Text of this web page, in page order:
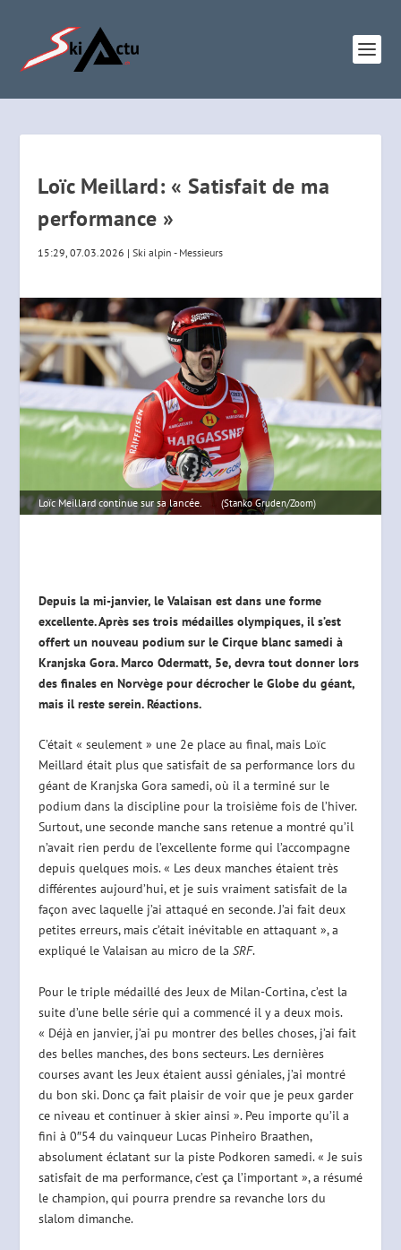
Loïc Meillard: « Satisfait de ma
performance »
15:29, 07.03.2026 |Ski alpin - Messieurs
Loïc Meillard continue sur sa lancée. (Stanko Gruden/Zoom)
Depuis la mi-janvier, le Valaisan est dans une forme
excellente. Après ses trois médailles olympiques, il s’est
offert un nouveau podium sur le Cirque blanc samedi à
Kranjska Gora. Marco Odermatt, 5e, devra tout donner lors
des finales en Norvège pour décrocher le Globe du géant,
mais il reste serein. Réactions.
C’était « seulement » une 2e place au final, mais Loïc
Meillard était plus que satisfait de sa performance lors du
géant de Kranjska Gora samedi, où il a terminé sur le
podium dans la discipline pour la troisième fois de l’hiver.
Surtout, une seconde manche sans retenue a montré qu’il
n’avait rien perdu de l’excellente forme qui l’accompagne
depuis quelques mois. « Les deux manches étaient très
différentes aujourd’hui, et je suis vraiment satisfait de la
façon avec laquelle j’ai attaqué en seconde. J’ai fait deux
petites erreurs, mais c’était inévitable en attaquant », a
expliqué le Valaisan au micro de la SRF.
Pour le triple médaillé des Jeux de Milan-Cortina, c’est la
suite d’une belle série qui a commencé il y a deux mois.
« Déjà en janvier, j’ai pu montrer des belles choses, j’ai fait
des belles manches, des bons secteurs. Les dernières
courses avant les Jeux étaient aussi géniales, j’ai montré
du bon ski. Donc ça fait plaisir de voir que je peux garder
ce niveau et continuer à skier ainsi ». Peu importe qu’il a
fini à 0″54 du vainqueur Lucas Pinheiro Braathen,
absolument éclatant sur la piste Podkoren samedi. « Je suis
satisfait de ma performance, c’est ça l’important », a résumé
le champion, qui pourra prendre sa revanche lors du
slalom dimanche.